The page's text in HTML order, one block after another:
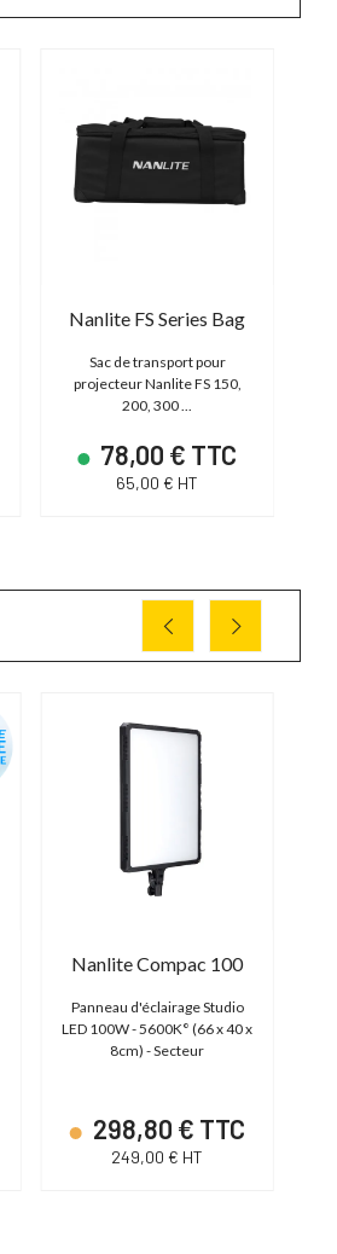
Nanlite FS Series Bag
Sac de transport pour
projecteur Nanlite FS 150,
200, 300 ...
78,00 € TTC
65,00 € HT
Nanlite Compac 100
Panneau d'éclairage Studio
LED 100W - 5600K° (66 x 40 x
8cm) - Secteur
298,80 € TTC
249,00 € HT